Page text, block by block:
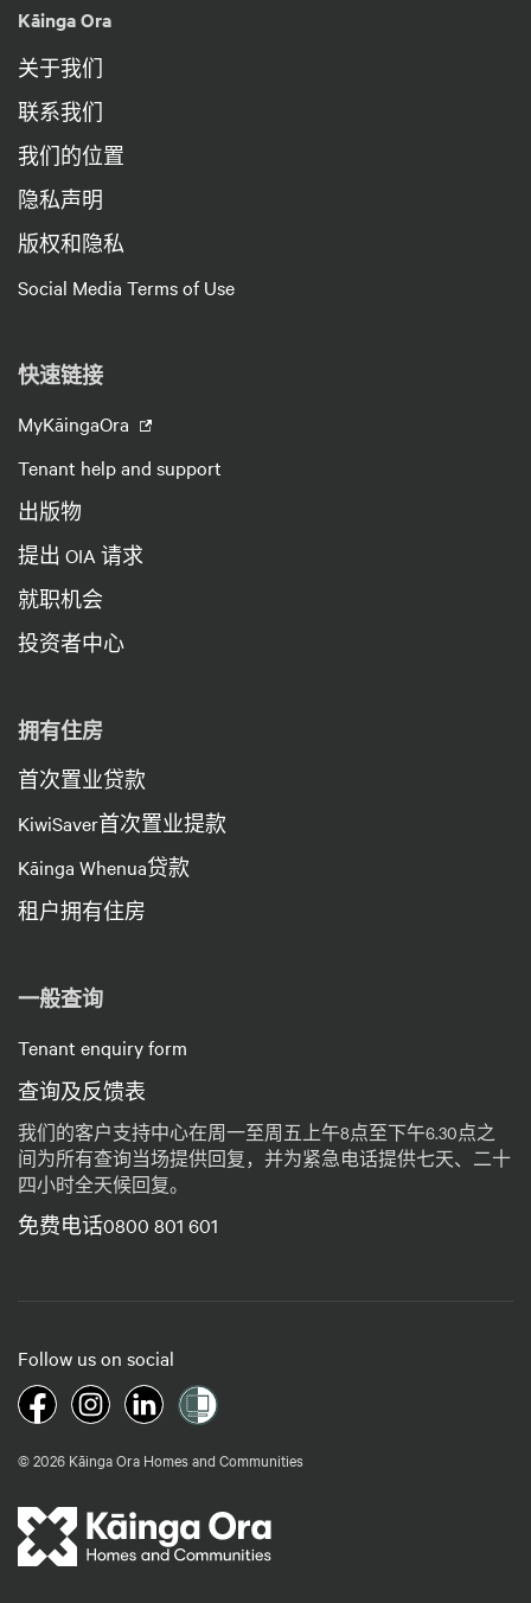
Kāinga Ora
关于我们
联系我们
我们的位置
隐私声明
版权和隐私
Social Media Terms of Use
快速链接
MyKāingaOra
Tenant help and support
出版物
提出 OIA 请求
就职机会
投资者中心
拥有住房
首次置业贷款
KiwiSaver首次置业提款
Kāinga Whenua贷款
租户拥有住房
一般查询
Tenant enquiry form
查询及反馈表
我们的客户支持中心在周一至周五上午8点至下午6.30点之
间为所有查询当场提供回复，并为紧急电话提供七天、二十
四小时全天候回复。
免费电话0800 801 601
Follow us on social
© 2026 Kāinga Ora Homes and Communities